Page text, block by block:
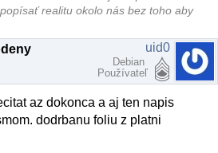
realitu okolo nás bez toho aby
uid0
Debian
Používateľ
az dokonca a aj ten napis
dodrbanu foliu z platni